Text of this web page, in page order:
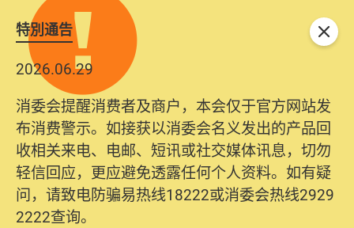
特別通告
2026.06.29
消委会提醒消费者及商户，本会仅于官方网站发
布消费警示。如接获以消委会名义发出的产品回
收相关来电、电邮、短讯或社交媒体讯息，切勿
轻信回应，更应避免透露任何个人资料。如有疑
问，请致电防骗易热线18222或消委会热线2929
2222查询。
关闭